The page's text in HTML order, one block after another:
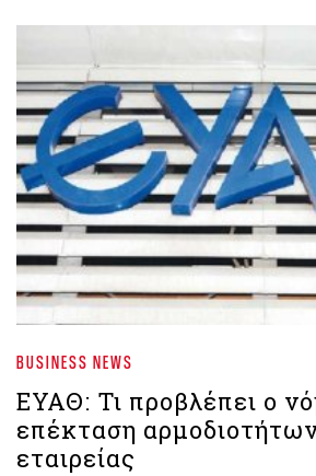
BUSINESS NEWS
ΕΥΑΘ: Τι προβλέπει ο
επέκταση
εταιρείας